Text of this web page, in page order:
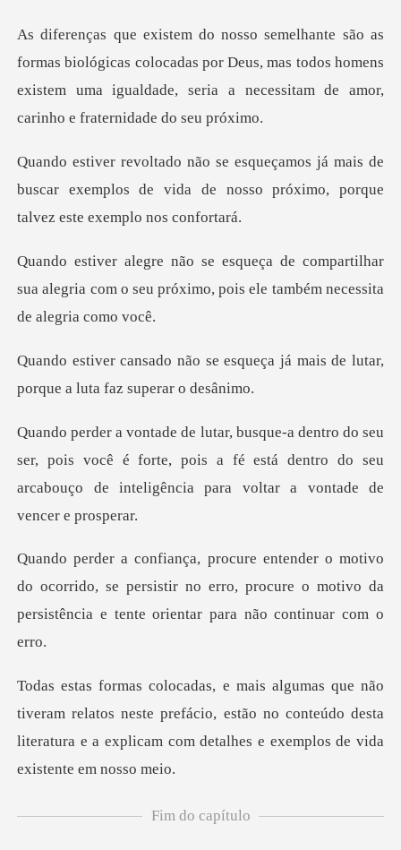
gicas colocadas por Deus, mas todos homens
existem uma igualdade,
mais de
buscar exemplos de vida de nosso próxi
partilhar
sua alegria com o seu próximo, po
squeça já mais de lutar,
porque
, pois você é forte, pois a fé está dentro do seu
arcabouço
ocorrido, se persistir no erro, procure o motivo da
pers
latos neste prefácio, estão no conteúdo desta
literatura e a ex
Fim do capítulo